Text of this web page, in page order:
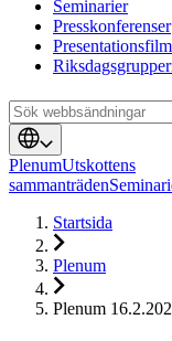
Seminarier
Presskonferenser
PlenumUtskottens
sammanträden
Startsida
Plenum
Plenum